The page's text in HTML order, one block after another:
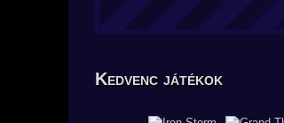
Kedvenc játékok